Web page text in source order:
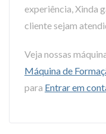
experiência, Xinda
cliente sejam
Veja nossas
Máquina de
para Entrar em